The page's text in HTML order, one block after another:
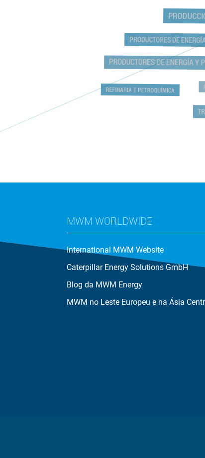
PRODUCTORES DE
PRODUCTORES DE ENERGÍA Y
REFINARIA E PETROQUÍMICA
MWM WORLDWIDE
International MWM Website
Caterpillar Energy Solutions GmbH
Blog da MWM Energy
MWM no Leste Europeu e na Ásia